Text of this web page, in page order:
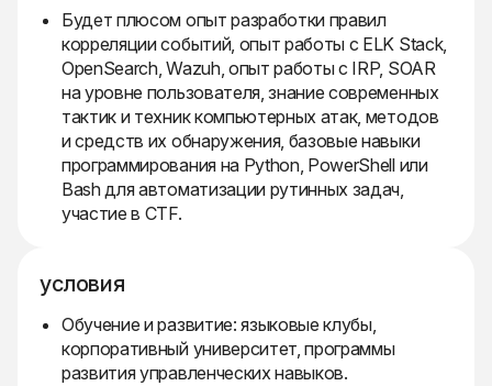
Будет плюсом опыт разработки правил
корреляции событий, опыт работы с ELK Stack,
OpenSearch, Wazuh, опыт работы с IRP, SOAR
на уровне пользователя, знание современных
тактик и техник компьютерных атак, методов
и средств их обнаружения, базовые навыки
программирования на Python, PowerShell или
Bash для автоматизации рутинных задач,
участие в CTF.
условия
Обучение и развитие: языковые клубы,
корпоративный университет, программы
развития управленческих навыков.